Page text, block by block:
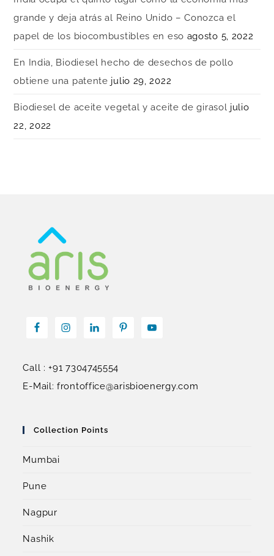
grande y deja atrás al Reino Unido – Conozca el
papel de los biocombustibles en eso agosto 5, 2022
En India, Biodiesel hecho de desechos de pollo
obtiene una patente julio 29, 2022
Biodiesel de aceite vegetal y aceite de girasol julio
22, 2022
Call : +91 7304745554
E-Mail: frontoffice@arisbioenergy.com
Collection Points
Mumbai
Pune
Nagpur
Nashik